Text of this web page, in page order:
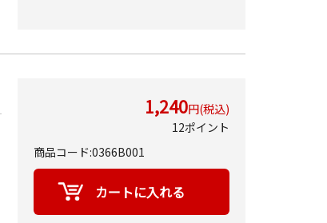
1,240円(税込)
12ポイント
商品コード:0366B001